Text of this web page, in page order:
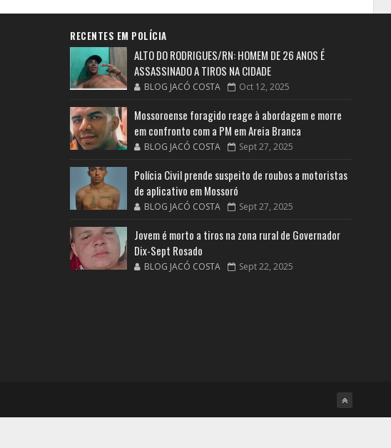
RECENTES EM POLÍCIA
ALTO DO RODRIGUES/RN: HOMEM DE 26 ANOS É
ASSASSINADO A TIROS NA CIDADE
BLOG JACÓ COSTA Oct 12, 2025
Mossoroense foragido reage à abordagem e morre
em confronto com a PM em Areia Branca
BLOG JACÓ COSTA Sept 27, 2025
Polícia Civil prende suspeito de roubos a motoristas
de aplicativo em Mossoró
BLOG JACÓ COSTA Sept 27, 2025
Jovem é morto a tiros na zona rural de Governador
Dix-Sept Rosado
BLOG JACÓ COSTA Sept 22, 2025